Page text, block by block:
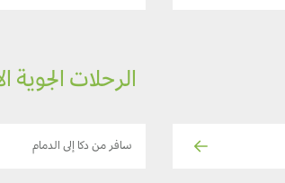
الرحلات الجوية
سافر من دكا إلى الدمام